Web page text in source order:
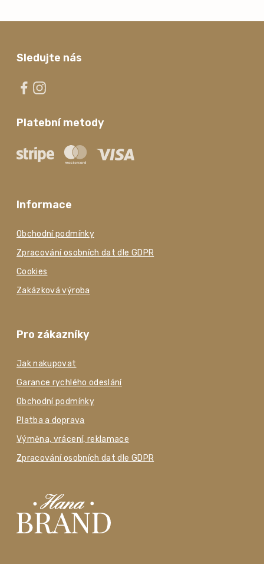
Informace
Obchodní podmínky
Zpracování osobních dat dle GDPR
Cookies
Zakázková výroba
Sledujte nás
Platební metody
Pro zákazníky
Jak nakupovat
Garance rychlého odeslání
Obchodní podmínky
Platba a doprava
Výměna, vrácení, reklamace
Zpracování osobních dat dle GDPR